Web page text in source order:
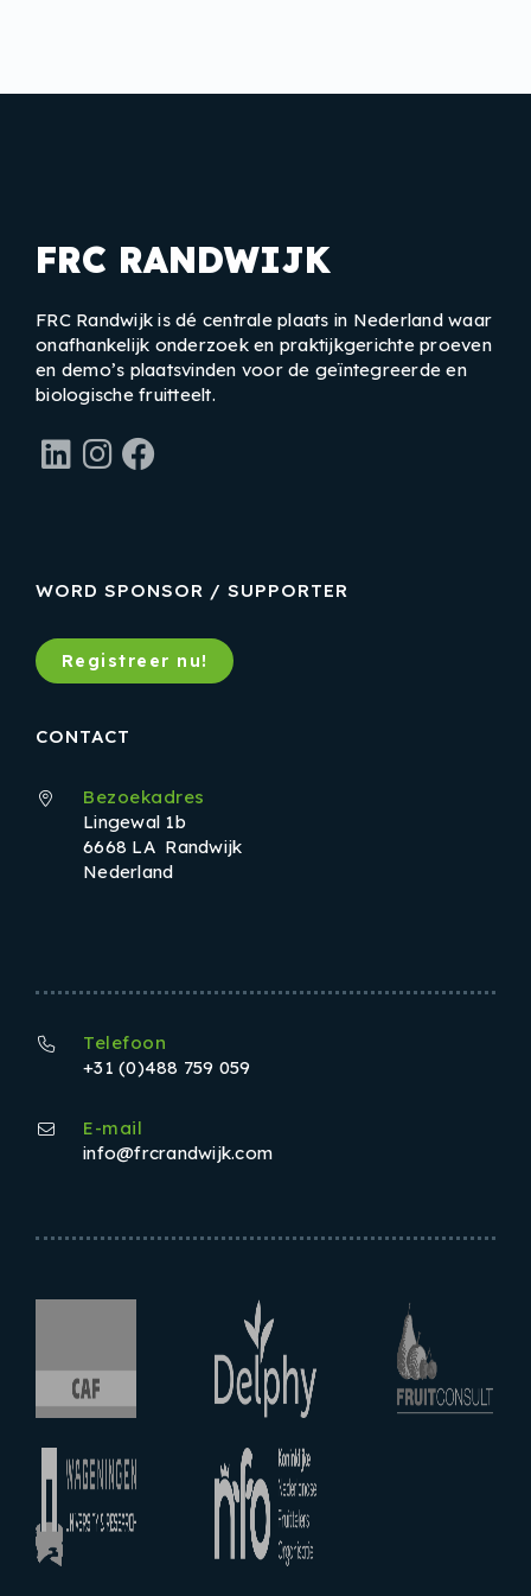
FRC RANDWIJK
FRC Randwijk is dé centrale plaats in Nederland waar
onafhankelijk onderzoek en praktijkgerichte proeven
en demo’s plaatsvinden voor de geïntegreerde en
biologische fruitteelt.
LinkedIn
Instagram
CONTACT
Bezoekadres
Lingewal 1b
6668 LA Randwijk
Nederland
Telefoon
+31 (0)488 759 059
E-mail
info@frcrandwijk.com
WORD SPONSOR / SUPPORTER
Registreer nu!